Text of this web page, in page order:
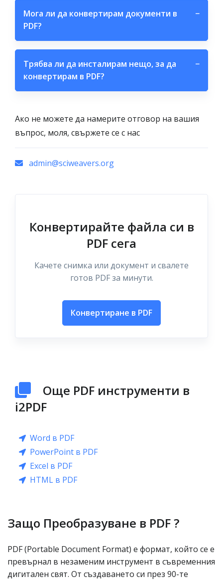
Мога ли да конвертирам документи в
PDF?
−
Трябва ли да инсталирам нещо, за да
конвертирам в PDF?
−
Ако не можете да намерите отговор на вашия
въпрос, моля, свържете се с нас
admin@sciweavers.org
Конвертирайте файла си в
PDF сега
Качете снимка или документ и свалете
готов PDF за минути.
Конвертиране в PDF
Още PDF инструменти в
i2PDF
Word в PDF
PowerPoint в PDF
Excel в PDF
HTML в PDF
Защо Преобразуване в PDF ?
PDF (Portable Document Format) е формат, който се е
превърнал в незаменим инструмент в съвременния
дигитален свят. От създаването си през 90-те